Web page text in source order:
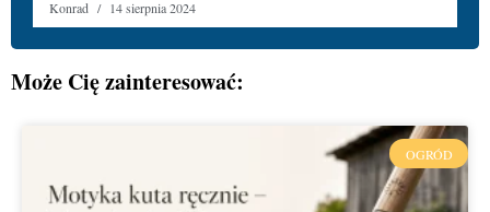
Konrad 14 sierpnia 2024
Może Cię zainteresować:
OGRÓD